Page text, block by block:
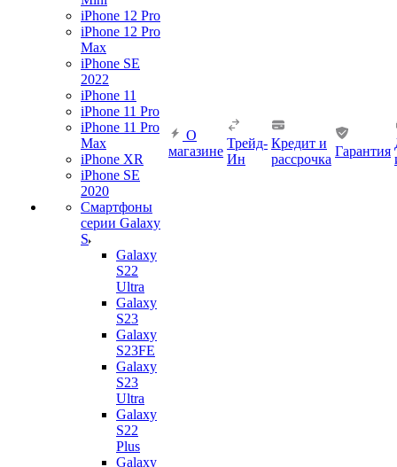
iPhone 12 Pro
iPhone 12 Pro
Max
iPhone SE
2022
iPhone 11
iPhone 11 Pro
iPhone 11 Pro
Max
iPhone XR
iPhone SE
2020
Смартфоны
серии Galaxy
S
Galaxy
S22
Ultra
Galaxy
S23
Galaxy
S23FE
Galaxy
S23
Ultra
Galaxy
S22
Plus
Galaxy
О
магазине
Трейд-
Ин
Кредит и
рассрочка
Гарантия